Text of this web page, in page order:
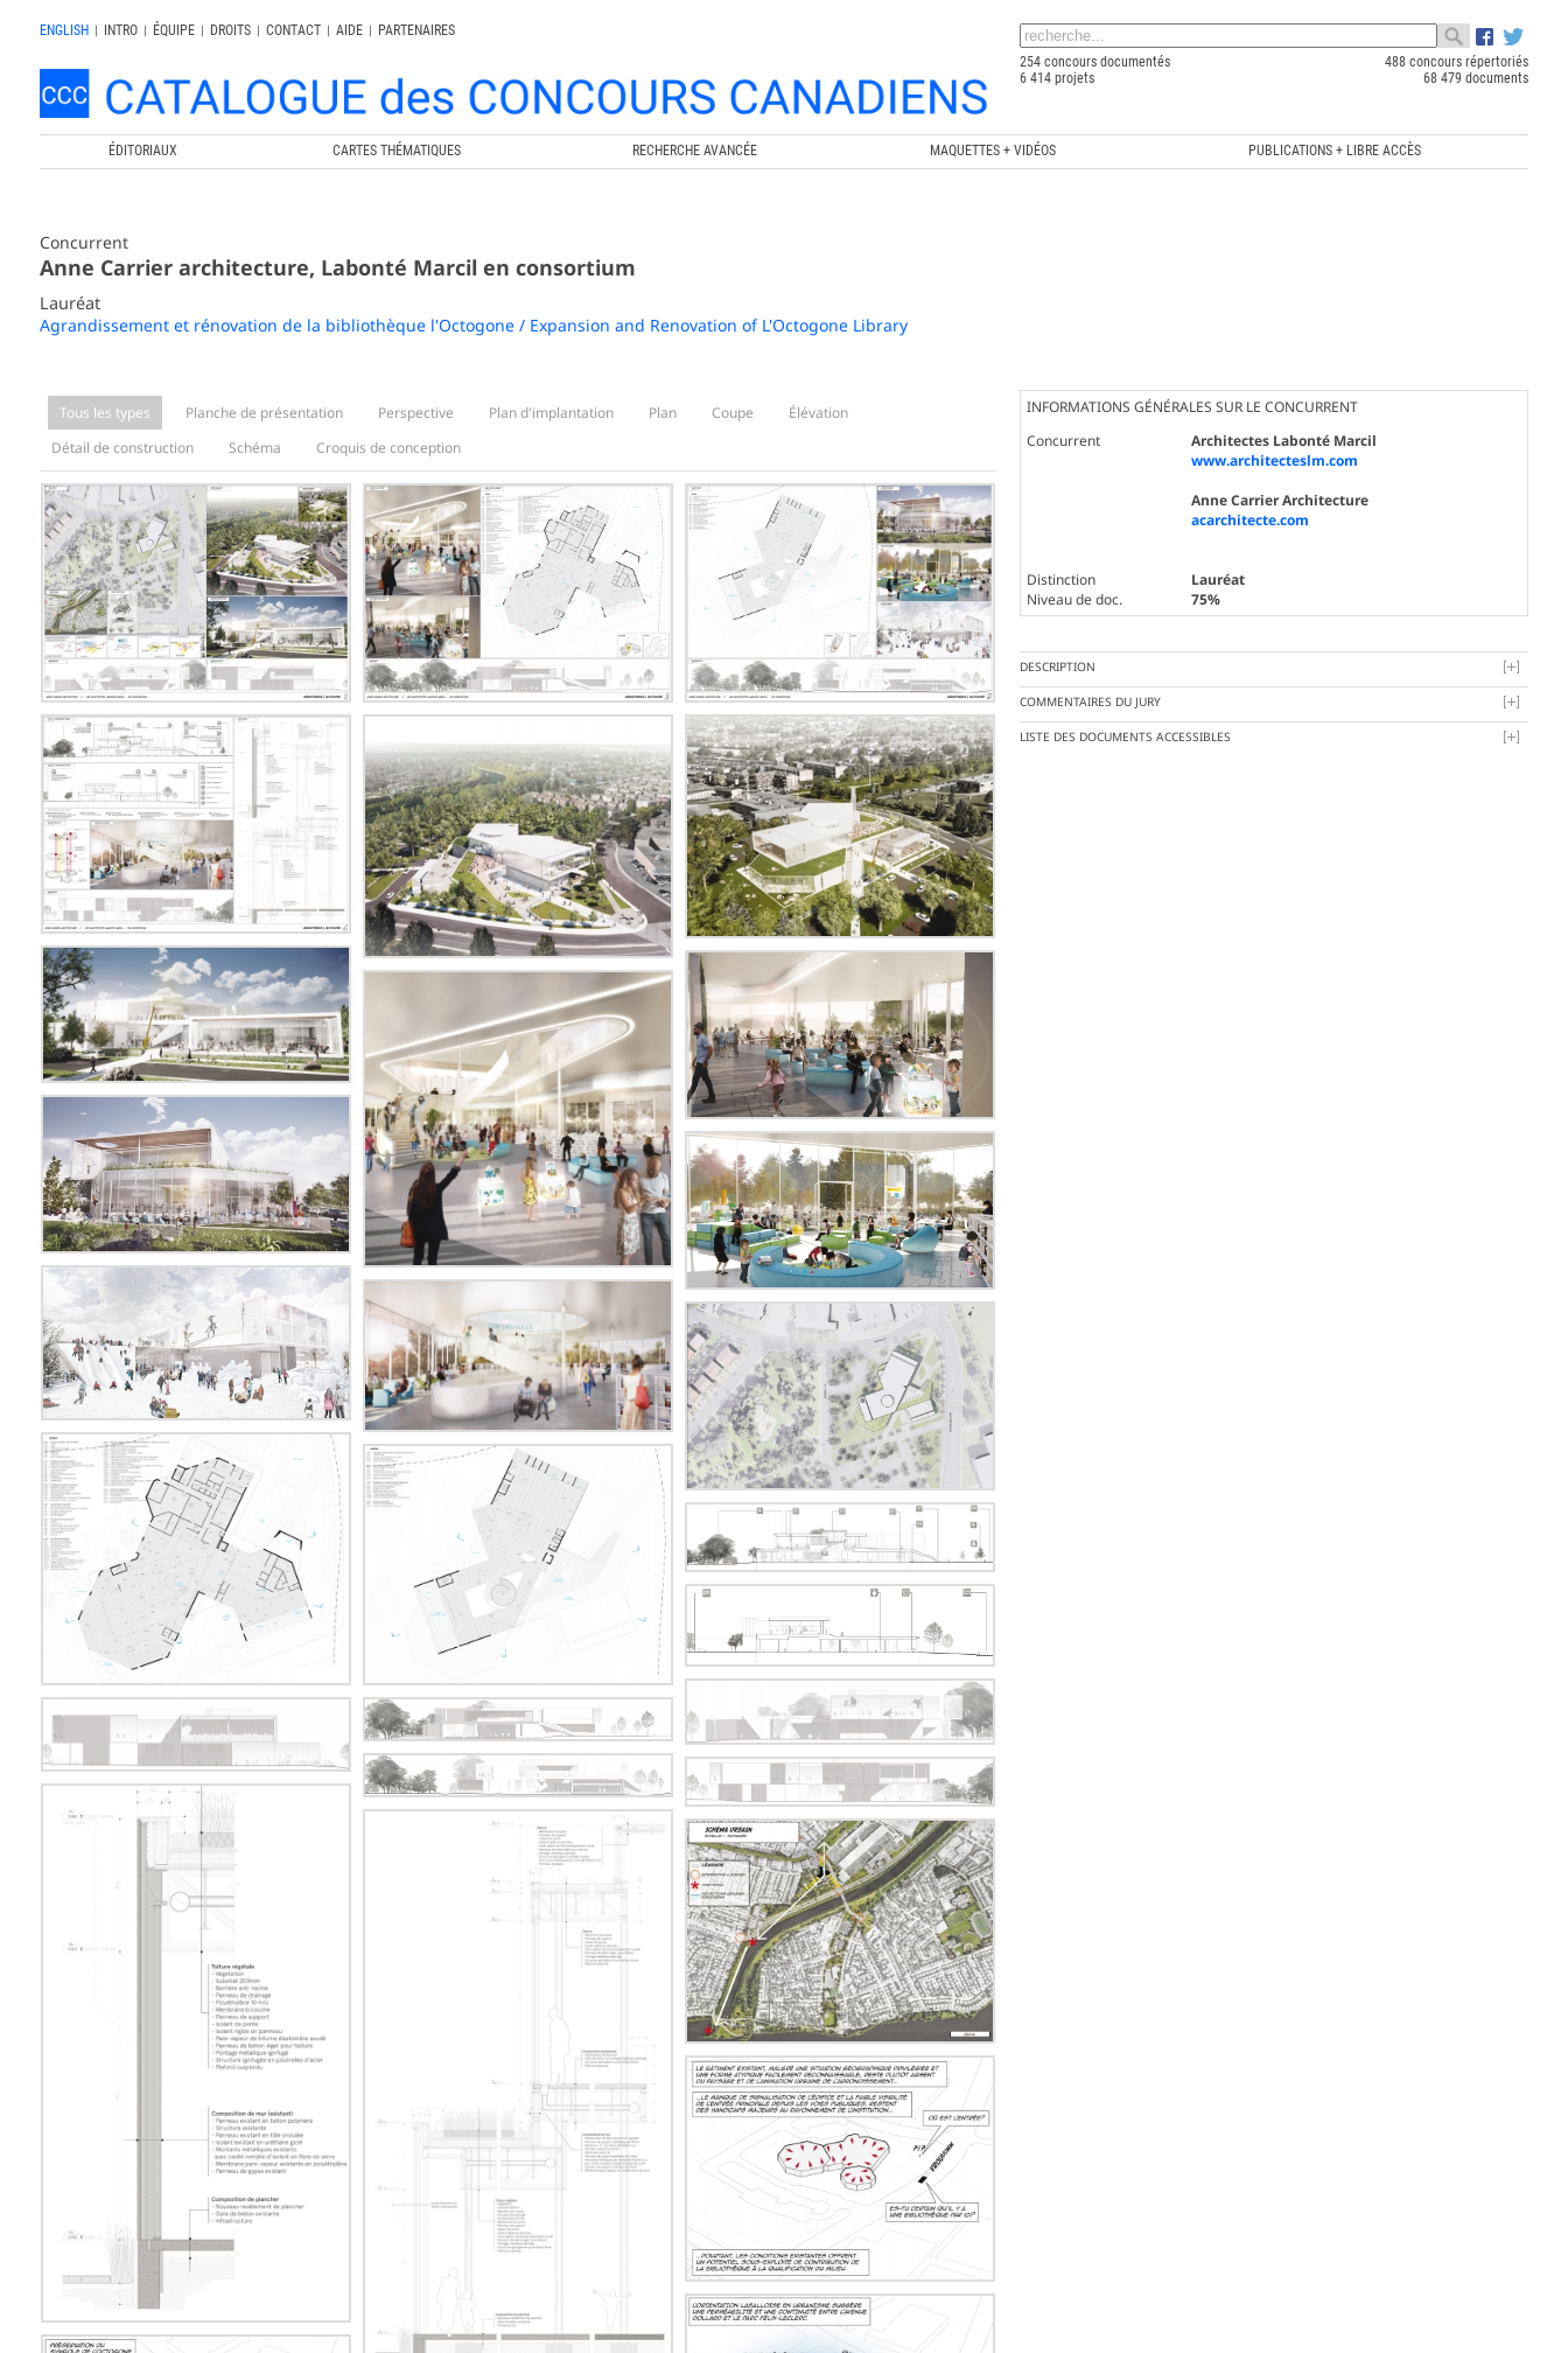
ENGLISH | INTRO | ÉQUIPE | DROITS | CONTACT | AIDE |
PARTENAIRES
254 concours documentés
488 concours répertoriés
6 414 projets
68 479 documents
ÉDITORIAUX CARTES THÉMATIQUES RECHERCHE AVANCÉE MAQUETTES + VIDÉOS PUBLICATIONS + LIBRE ACCÈS
Concurrent
Anne Carrier architecture, Labonté Marcil en consortium
Lauréat
Agrandissement et rénovation de la bibliothèque l'Octogone / Expansion and Renovation of L'Octogone Library
Tous les types Planche de présentation Perspective Plan d'implantation Plan Coupe
Élévation
Détail de construction
Schéma Croquis de conception
INFORMATIONS GÉNÉRALES SUR LE CONCURRENT
Concurrent
Architectes Labonté Marcil
www.architecteslm.com
Anne Carrier Architecture
acarchitecte.com
Distinction
Lauréat
Niveau de doc.
75%
DESCRIPTION
COMMENTAIRES DU JURY
LISTE DES DOCUMENTS ACCESSIBLES